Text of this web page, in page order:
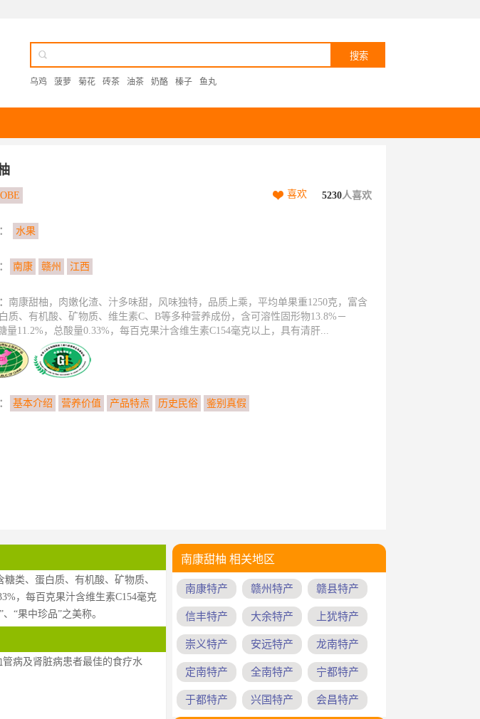
乌鸡 菠萝 菊花 砖茶 油茶 奶酪 榛子 鱼丸
喜欢 5230人喜欢
水果
南康 赣州 江西
南康甜柚，肉嫩化渣、汁多味甜，风味独特，品质上乘，平均单果重1250克，富含
质、有机酸、矿物质、维生素C、B等多种营养成份，含可溶性固形物13.8%－
量11.2%，总酸量0.33%，每百克果汁含维生素C154毫克以上，具有清肝...
基本介绍 营养价值 产品特点 历史民俗 鉴别真假
类、蛋白质、有机酸、矿物质、
，每百克果汁含维生素C154毫克
“果中珍品”之美称。
病及肾脏病患者最佳的食疗水
南康甜柚 相关地区
南康特产 赣州特产 赣县特产
信丰特产 大余特产 上犹特产
崇义特产 安远特产 龙南特产
定南特产 全南特产 宁都特产
于都特产 兴国特产 会昌特产